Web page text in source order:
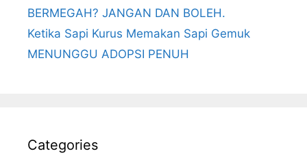
BERMEGAH? JANGAN DAN BOLEH.
Ketika Sapi Kurus Memakan Sapi Gemuk
MENUNGGU ADOPSI PENUH
Categories